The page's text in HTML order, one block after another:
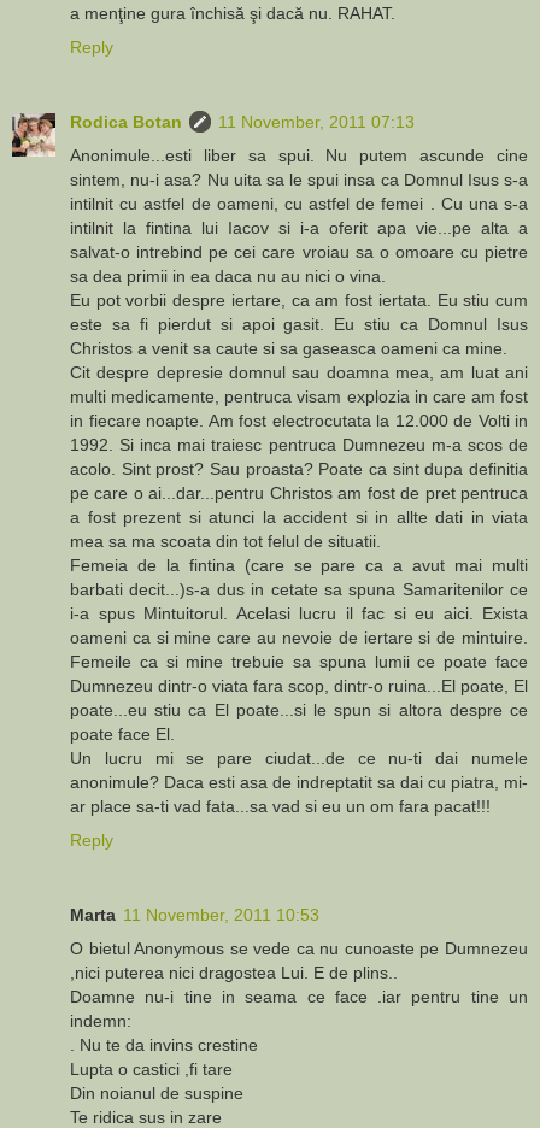
a menţine gura închisă şi dacă nu. RAHAT.
Reply
Rodica Botan
11 November, 2011 07:13
Anonimule...esti liber sa spui. Nu putem ascunde cine
sintem, nu-i asa? Nu uita sa le spui insa ca Domnul Isus s-a
intilnit cu astfel de oameni, cu astfel de femei . Cu una s-a
intilnit la fintina lui Iacov si i-a oferit apa vie...pe alta a
salvat-o intrebind pe cei care vroiau sa o omoare cu pietre
sa dea primii in ea daca nu au nici o vina.
Eu pot vorbii despre iertare, ca am fost iertata. Eu stiu cum
este sa fi pierdut si apoi gasit. Eu stiu ca Domnul Isus
Christos a venit sa caute si sa gaseasca oameni ca mine.
Cit despre depresie domnul sau doamna mea, am luat ani
multi medicamente, pentruca visam explozia in care am fost
in fiecare noapte. Am fost electrocutata la 12.000 de Volti in
1992. Si inca mai traiesc pentruca Dumnezeu m-a scos de
acolo. Sint prost? Sau proasta? Poate ca sint dupa definitia
pe care o ai...dar...pentru Christos am fost de pret pentruca
a fost prezent si atunci la accident si in allte dati in viata
mea sa ma scoata din tot felul de situatii.
Femeia de la fintina (care se pare ca a avut mai multi
barbati decit...)s-a dus in cetate sa spuna Samaritenilor ce
i-a spus Mintuitorul. Acelasi lucru il fac si eu aici. Exista
oameni ca si mine care au nevoie de iertare si de mintuire.
Femeile ca si mine trebuie sa spuna lumii ce poate face
Dumnezeu dintr-o viata fara scop, dintr-o ruina...El poate, El
poate...eu stiu ca El poate...si le spun si altora despre ce
poate face El.
Un lucru mi se pare ciudat...de ce nu-ti dai numele
anonimule? Daca esti asa de indreptatit sa dai cu piatra, mi-
ar place sa-ti vad fata...sa vad si eu un om fara pacat!!!
Reply
Marta 11 November, 2011 10:53
O bietul Anonymous se vede ca nu cunoaste pe Dumnezeu
,nici puterea nici dragostea Lui. E de plins..
Doamne nu-i tine in seama ce face .iar pentru tine un
indemn:
. Nu te da invins crestine
Lupta o castici ,fi tare
Din noianul de suspine
Te ridica sus in zare